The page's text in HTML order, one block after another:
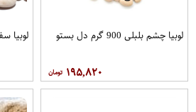
لوبیا چشم بلبلی 900 گرم دل بستو
۱۹۵,۸۲۰
لوبیا سفید 900